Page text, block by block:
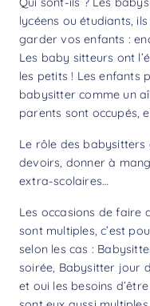
lycéens ou étudiants,
garder vos enfants :
Les baby sitteurs ont
les petits ! Les enfants
babysitter comme un
parents sont occupés,
Le rôle des
devoirs, donner à
extra-scolaires…
Les occasions de faire
sont multiples, c’est
selon les cas :
soirée, Babysitter jour
et oui les besoins